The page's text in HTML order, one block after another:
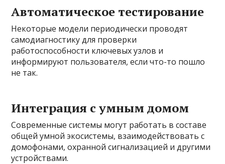
Автоматическое тестирование
Некоторые модели периодически проводят
самодиагностику для проверки
работоспособности ключевых узлов и
информируют пользователя, если что-то пошло
не так.
Интеграция с умным домом
Современные системы могут работать в составе
общей умной экосистемы, взаимодействовать с
домофонами, охранной сигнализацией и другими
устройствами.